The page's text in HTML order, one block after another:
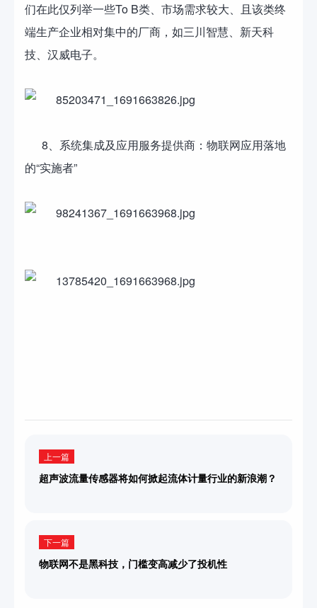
们在此仅列举一些To B类、市场需求较大、且该类终
端生产企业相对集中的厂商，如三川智慧、新天科
技、汉威电子。
8、系统集成及应用服务提供商：物联网应用落地
的“实施者”
上一篇
超声波流量传感器将如何掀起流体计量行业的新浪潮？
下一篇
物联网不是黑科技，门槛变高减少了投机性